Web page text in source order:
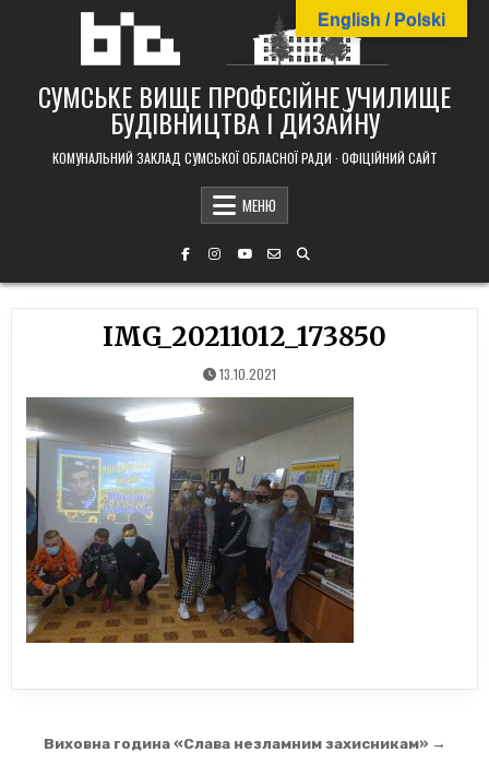
СУМСЬКЕ ВИЩЕ ПРОФЕСІЙНЕ УЧИЛИЩЕ
БУДІВНИЦТВА І ДИЗАЙНУ
КОМУНАЛЬНИЙ ЗАКЛАД СУМСЬКОЇ ОБЛАСНОЇ РАДИ · ОФІЦІЙНИЙ САЙТ
МЕНЮ
IMG_20211012_173850
13.10.2021
Навігація
Виховна година «Слава незламним захисникам» →
English / Polski